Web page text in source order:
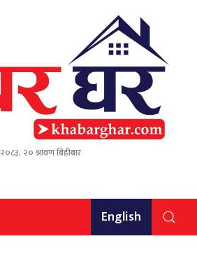
२०८३, २० श्रावण बिहीबार
English